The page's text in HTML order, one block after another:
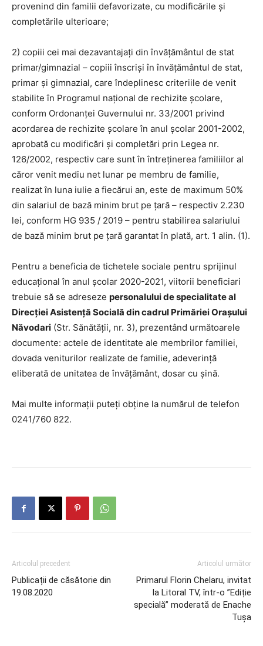
provenind din familii defavorizate, cu modificările şi
completările ulterioare;
2) copiii cei mai dezavantajaţi din învăţământul de stat
primar/gimnazial – copiii înscrişi în învăţământul de stat,
primar şi gimnazial, care îndeplinesc criteriile de venit
stabilite în Programul naţional de rechizite şcolare,
conform Ordonanţei Guvernului nr. 33/2001 privind
acordarea de rechizite şcolare în anul şcolar 2001-2002,
aprobată cu modificări şi completări prin Legea nr.
126/2002, respectiv care sunt în întreţinerea familiilor al
căror venit mediu net lunar pe membru de familie,
realizat în luna iulie a fiecărui an, este de maximum 50%
din salariul de bază minim brut pe ţară – respectiv 2.230
lei, conform HG 935 / 2019 – pentru stabilirea salariului
de bază minim brut pe ţară garantat în plată, art. 1 alin. (1).
Pentru a beneficia de tichetele sociale pentru sprijinul
educațional în anul școlar 2020-2021, viitorii beneficiari
trebuie să se adreseze personalului de specialitate al
Direcției Asistență Socială din cadrul Primăriei Orașului
Năvodari (Str. Sănătății, nr. 3), prezentând următoarele
documente: actele de identitate ale membrilor familiei,
dovada veniturilor realizate de familie, adeverință
eliberată de unitatea de învățământ, dosar cu șină.
Mai multe informații puteți obține la numărul de telefon
0241/760 822.
Articolul precedent
Publicații de căsătorie din
19.08.2020
Articolul următor
Primarul Florin Chelaru, invitat
la Litoral TV, într-o ”Ediție
specială” moderată de Enache
Tușa